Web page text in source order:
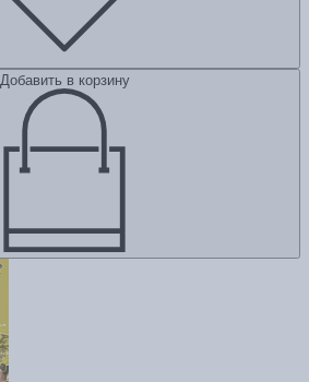
Добавить в корзину